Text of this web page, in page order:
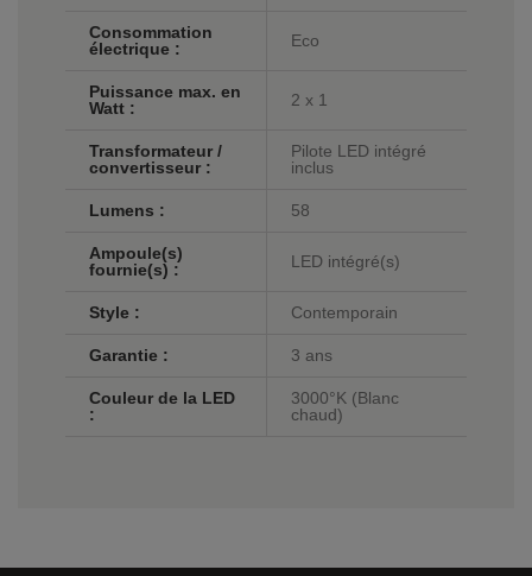
Consommation
électrique :
Eco
Puissance max. en
Watt :
2 x 1
Transformateur /
convertisseur :
Pilote LED intégré
inclus
Lumens : 58
Ampoule(s)
fournie(s) :
LED intégré(s)
Style : Contemporain
Garantie : 3 ans
Couleur de la LED
:
3000°K (Blanc
chaud)